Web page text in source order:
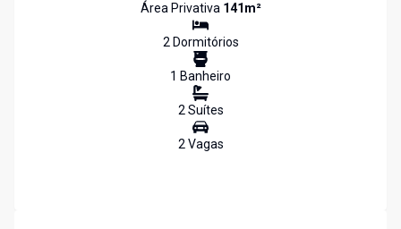
Área Privativa 141m²
2Dormitórios
1 Banheiro
2Suítes
2Vagas